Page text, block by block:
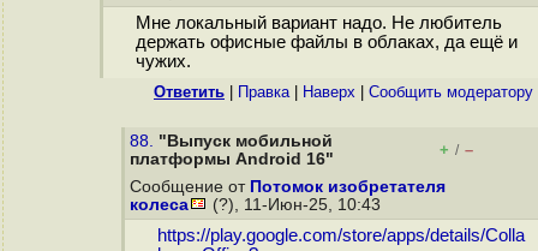
Мне локальный вариант надо. Не любитель
держать офисные файлы в облаках, да ещё и
чужих.
Ответить Правка| Наверх Cообщить модератору
88. "Выпуск мобильной
платформы Android 16"
+ / –
Сообщение от Потомок изобретателя
колеса
(?), 11-Июн-25, 10:43
https://play.google.com/store/apps/details/Colla